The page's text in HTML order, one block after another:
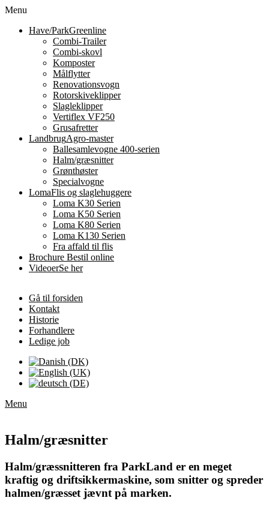
Menu
Have/ParkGreenline
Combi-Trailer
Combi-skovl
Komposter
Målflytter
Renovationsvogn
Rotorskiveklipper
Slagleklipper
Vertiflex VF250
Grusafretter
LandbrugAgro-master
Ballesamlevogne 400-serien
Halm/græsnitter
Grønthøster
Specialvogne
LomaFlis og slaglehuggere
Loma K30 Serien
Loma K50 Serien
Loma K80 Serien
Loma K130 Serien
Fra affald til flis
Brochure Bestil online
VideoerSe her
Gå til forsiden
Kontakt
Historie
Forhandlere
Ledige job
Menu
Halm/græsnitter
Halm/græssnitteren fra ParkLand er en meget
kraftig og driftsikkermaskine, som snitter og spreder
halmen/græsset jævnt på marken.